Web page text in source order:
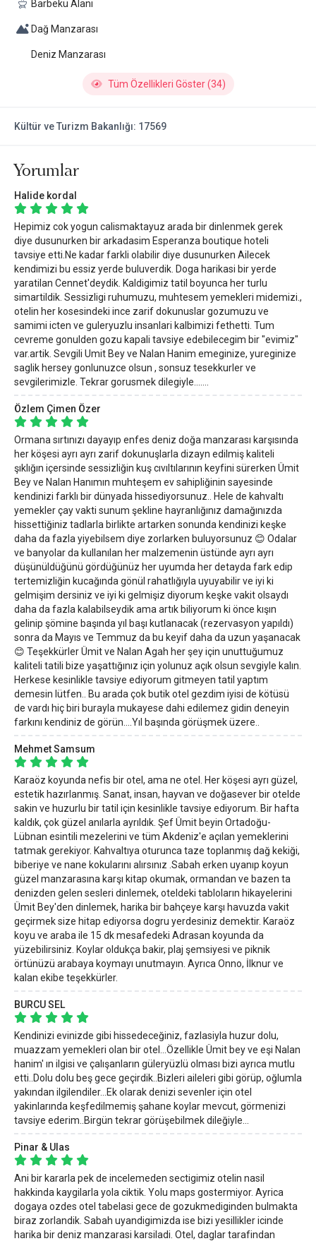
Barbekü Alanı
Dağ Manzarası
Deniz Manzarası
Tüm Özellikleri Göster (34)
Kültür ve Turizm Bakanlığı: 17569
Yorumlar
Halide kordal
Hepimiz cok yogun calismaktayuz arada bir dinlenmek gerek
diye dusunurken bir arkadasim Esperanza boutique hoteli
tavsiye etti.Ne kadar farkli olabilir diye dusunurken Ailecek
kendimizi bu essiz yerde buluverdik. Doga harikasi bir yerde
yaratilan Cennet'deydik. Kaldigimiz tatil boyunca her turlu
simartildik. Sessizligi ruhumuzu, muhtesem yemekleri midemizi.,
otelin her kosesindeki ince zarif dokunuslar gozumuzu ve
samimi icten ve guleryuzlu insanlari kalbimizi fethetti. Tum
cevreme gonulden gozu kapali tavsiye edebilecegim bir "evimiz"
var.artik. Sevgili Umit Bey ve Nalan Hanim emeginize, yureginize
saglik hersey gonlunuzce olsun , sonsuz tesekkurler ve
sevgilerimizle. Tekrar gorusmek dilegiyle.......
Özlem Çimen Özer
Ormana sırtınızı dayayıp enfes deniz doğa manzarası karşısında
her köşesi ayrı ayrı zarif dokunuşlarla dizayn edilmiş kaliteli
şıklığın içersinde sessizliğin kuş cıvıltılarının keyfini sürerken Ümit
Bey ve Nalan Hanımın muhteşem ev sahipliğinin sayesinde
kendinizi farklı bir dünyada hissediyorsunuz.. Hele de kahvaltı
yemekler çay vakti sunum şekline hayranlığınız damağınızda
hissettiğiniz tadlarla birlikte artarken sonunda kendinizi keşke
daha da fazla yiyebilsem diye zorlarken buluyorsunuz 😊 Odalar
ve banyolar da kullanılan her malzemenin üstünde ayrı ayrı
düşünüldüğünü gördüğünüz her uyumda her detayda fark edip
tertemizliğin kucağında gönül rahatlığıyla uyuyabilir ve iyi ki
gelmişim dersiniz ve iyi ki gelmişiz diyorum keşke vakit olsaydı
daha da fazla kalabilseydik ama artık biliyorum ki önce kışın
gelinip şömine başında yıl başı kutlanacak (rezervasyon yapıldı)
sonra da Mayıs ve Temmuz da bu keyif daha da uzun yaşanacak
😊 Teşekkürler Ümit ve Nalan Agah her şey için unuttuğumuz
kaliteli tatili bize yaşattığınız için yolunuz açık olsun sevgiyle kalın.
Herkese kesinlikle tavsiye ediyorum gitmeyen tatil yaptım
demesin lütfen.. Bu arada çok butik otel gezdim iyisi de kötüsü
de vardı hiç biri burayla mukayese dahi edilemez gidin deneyin
farkını kendiniz de görün....Yıl başında görüşmek üzere..
Mehmet Samsum
Karaöz koyunda nefis bir otel, ama ne otel. Her köşesi ayrı güzel,
estetik hazırlanmış. Sanat, insan, hayvan ve doğasever bir otelde
sakin ve huzurlu bir tatil için kesinlikle tavsiye ediyorum. Bir hafta
kaldık, çok güzel anılarla ayrıldık. Şef Ümit beyin Ortadoğu-
Lübnan esintili mezelerini ve tüm Akdeniz'e açılan yemeklerini
tatmak gerekiyor. Kahvaltıya oturunca taze toplanmış dağ kekiği,
biberiye ve nane kokularını alırsınız .Sabah erken uyanıp koyun
güzel manzarasına karşı kitap okumak, ormandan ve bazen ta
denizden gelen sesleri dinlemek, oteldeki tabloların hikayelerini
Ümit Bey'den dinlemek, harika bir bahçeye karşı havuzda vakit
geçirmek size hitap ediyorsa dogru yerdesiniz demektir. Karaöz
koyu ve araba ile 15 dk mesafedeki Adrasan koyunda da
yüzebilirsiniz. Koylar oldukça bakir, plaj şemsiyesi ve piknik
örtünüzü arabaya koymayı unutmayın. Ayrıca Onno, İlknur ve
kalan ekibe teşekkürler.
BURCU SEL
Kendinizi evinizde gibi hissedeceğiniz, fazlasiyla huzur dolu,
muazzam yemekleri olan bir otel...Özellikle Ümit bey ve eşi Nalan
hanim' ın ilgisi ve çalışanların güleryüzlü olması bizi ayrıca mutlu
etti..Dolu dolu beş gece geçirdik..Bizleri aileleri gibi görüp, oğlumla
yakından ilgilendiler...Ek olarak denizi sevenler için otel
yakinlarında keşfedilmemiş şahane koylar mevcut, görmenizi
tavsiye ederim..Birgün tekrar görüşebilmek dileğiyle...
Pinar & Ulas
Ani bir kararla pek de incelemeden sectigimiz otelin nasil
hakkinda kaygilarla yola ciktik. Yolu maps gostermiyor. Ayrica
dogaya ozdes otel tabelasi gece de gozukmediginden bulmakta
biraz zorlandik. Sabah uyandigimizda ise bizi yesillikler icinde
harika bir deniz manzarasi karsiladi. Otel, daglar tarafindan